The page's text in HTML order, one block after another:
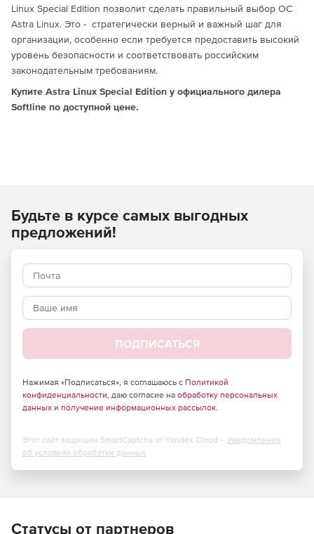
Linux Special Edition позволит сделать правильный выбор ОС
Astra Linux. Это - стратегически верный и важный шаг для
организации, особенно если требуется предоставить высокий
уровень безопасности и соответствовать российским
законодательным требованиям.
Купите Astra Linux Special Edition у официального дилера
Softline по доступной цене.
Будьте в курсе самых выгодных
предложений!
ПОДПИСАТЬСЯ
Нажимая «Подписаться», я соглашаюсь с Политикой
конфиденциальности, даю согласие на обработку персональных
данных и получение информационных рассылок.
Этот сайт защищен SmartCaptcha от Yandex Cloud - Уведомление
об условиях обработки данных
Статусы от партнеров